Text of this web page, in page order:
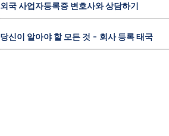
외국 사업자등록증 변호사와 상담하기
당신이 알아야 할 모든 것 - 회사 등록 태국